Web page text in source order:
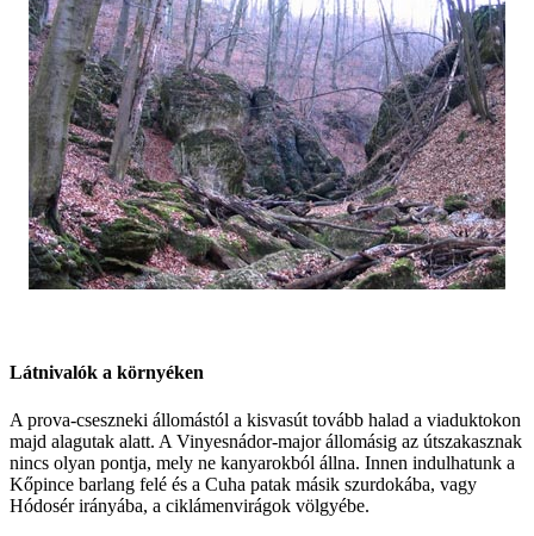
Látnivalók a környéken
A prova-cseszneki állomástól a kisvasút tovább halad a viaduktokon
majd alagutak alatt. A Vinyesnádor-major állomásig az útszakasznak
nincs olyan pontja, mely ne kanyarokból állna. Innen indulhatunk a
Kőpince barlang felé és a Cuha patak másik szurdokába, vagy
Hódosér irányába, a ciklámenvirágok völgyébe.